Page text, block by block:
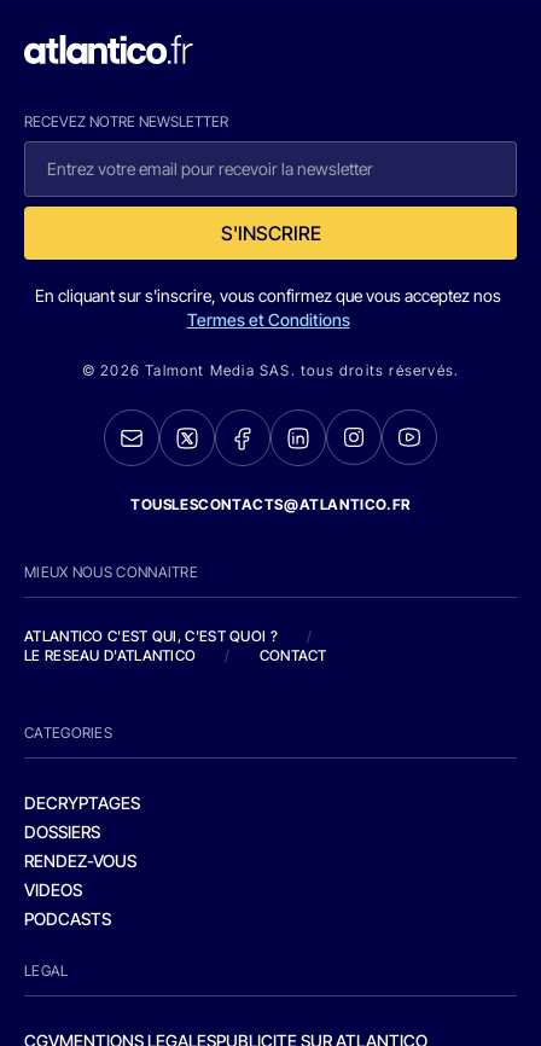
RECEVEZ NOTRE NEWSLETTER
S'INSCRIRE
En cliquant sur s'inscrire, vous confirmez que vous acceptez nos
Termes et Conditions
© 2026 Talmont Media SAS. tous droits réservés.
TOUSLESCONTACTS@ATLANTICO.FR
MIEUX NOUS CONNAITRE
ATLANTICO C'EST QUI, C'EST QUOI ?
/
LE RESEAU D'ATLANTICO
/ CONTACT
CATEGORIES
DECRYPTAGES
DOSSIERS
RENDEZ-VOUS
VIDEOS
PODCASTS
LEGAL
CGVMENTIONS LEGALESPUBLICITE SUR ATLANTICO